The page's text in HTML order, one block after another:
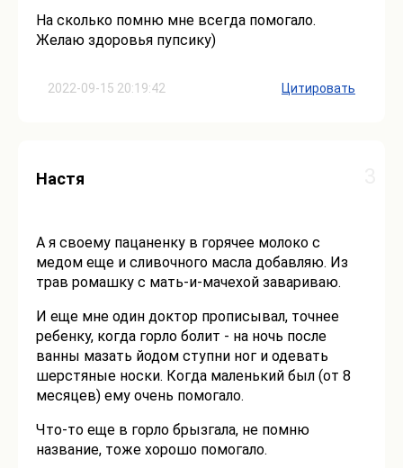
2022-09-15 20:19:42
На сколько помню мне всегда помогало.
Желаю здоровья пупсику)
Цитировать
Настя
А я своему пацаненку в горячее молоко с
медом еще и сливочного масла добавляю. Из
трав ромашку с мать-и-мачехой завариваю.
И еще мне один доктор прописывал, точнее
ребенку, когда горло болит - на ночь после
ванны мазать йодом ступни ног и одевать
шерстяные носки. Когда маленький был (от 8
месяцев) ему очень помогало.
Что-то еще в горло брызгала, не помню
название, тоже хорошо помогало.